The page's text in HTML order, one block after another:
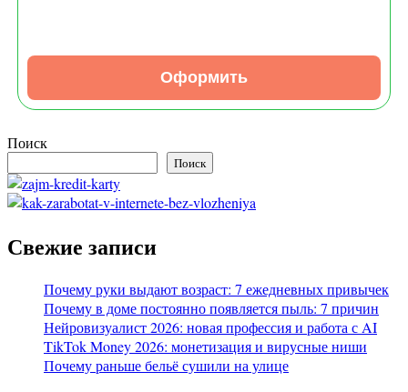
Оформить
Поиск
Поиск
Свежие записи
Почему руки выдают возраст: 7 ежедневных привычек
Почему в доме постоянно появляется пыль: 7 причин
Нейровизуалист 2026: новая профессия и работа с AI
TikTok Money 2026: монетизация и вирусные ниши
Почему раньше бельё сушили на улице